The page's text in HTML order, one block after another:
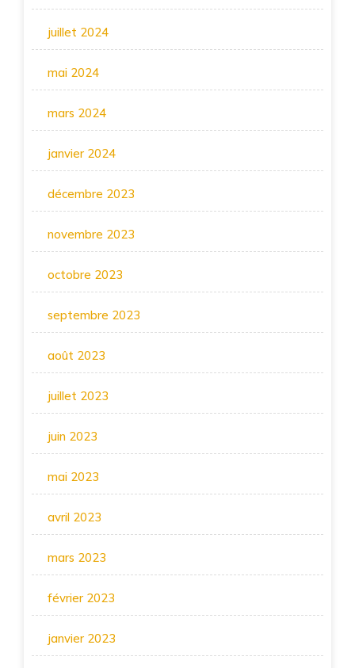
juillet 2024
mai 2024
mars 2024
janvier 2024
décembre 2023
novembre 2023
octobre 2023
septembre 2023
août 2023
juillet 2023
juin 2023
mai 2023
avril 2023
mars 2023
février 2023
janvier 2023